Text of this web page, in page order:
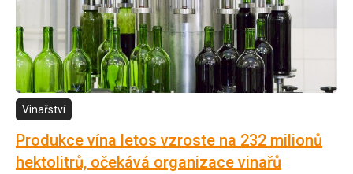
Vinařství
Produkce vína letos vzroste na 232 milionů
hektolitrů, očekává organizace vinařů